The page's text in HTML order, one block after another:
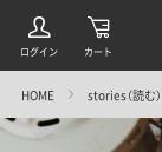
HOME stories（読む）